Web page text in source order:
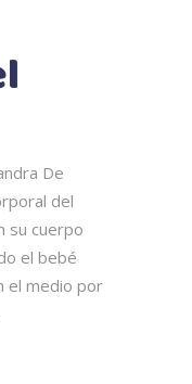
De
del
su cuerpo
el bebé
el medio por